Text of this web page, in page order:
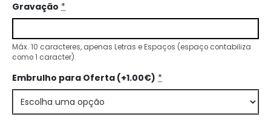
Gravação *
Máx. 10 caracteres, apenas Letras e Espaços (espaço contabiliza
como 1 caracter).
Embrulho para Oferta (+1.00€) *